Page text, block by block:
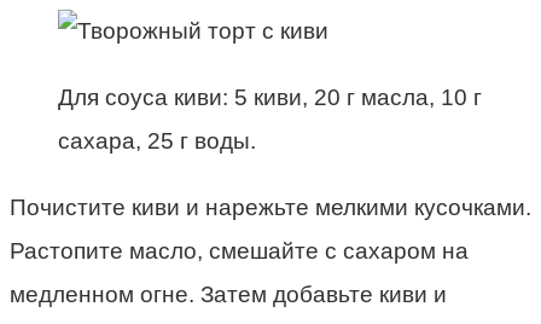
Для соуса киви: 5 киви, 20 г масла, 10 г
сахара, 25 г воды.
Почистите киви и нарежьте мелкими кусочками.
Растопите масло, смешайте с сахаром на
медленном огне. Затем добавьте киви и